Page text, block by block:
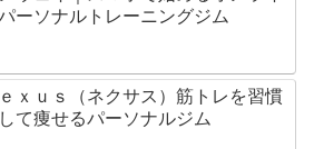
ーソナルトレーニングジム
ｘｕｓ（ネクサス）筋トレを習慣
て痩せるパーソナルジム